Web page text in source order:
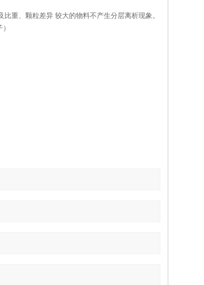
重、颗粒差异 较大的物料不产生分层离析现象。
）